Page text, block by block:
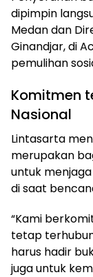
dipimpin
Medan dan
Ginandjar, di
pemulihan
Komitmen
Nasional
Lintasarta
merupakan
untuk
di saat
“Kami
tetap
harus hadir
juga untuk